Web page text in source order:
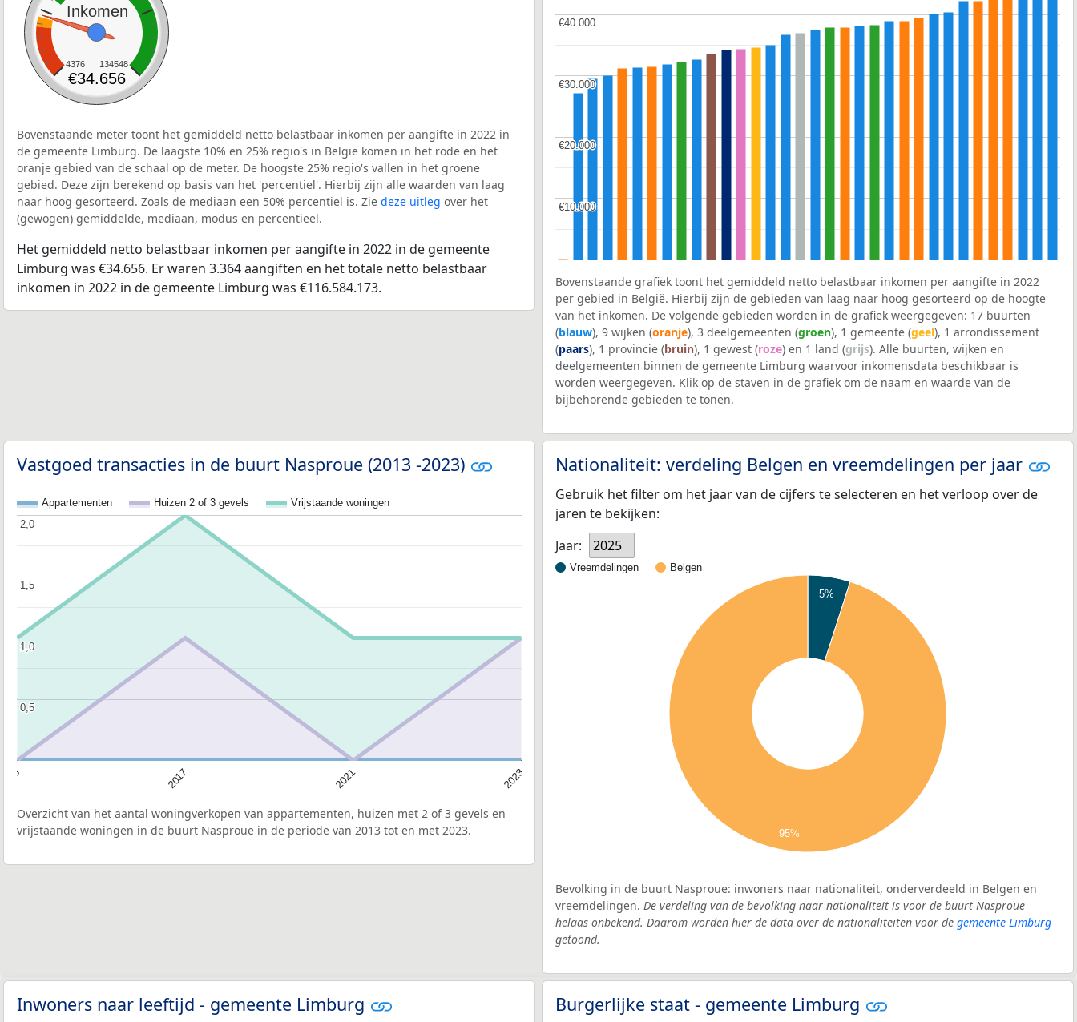
Inkomen
4376 134548
€34.656
Bovenstaande meter toont het gemiddeld netto belastbaar inkomen per aangifte in 2022 in
de gemeente Limburg. De laagste 10% en 25% regio's in België komen in het rode en het
oranje gebied van de schaal op de meter. De hoogste 25% regio's vallen in het groene
gebied. Deze zijn berekend op basis van het 'percentiel'. Hierbij zijn alle waarden van laag
naar hoog gesorteerd. Zoals de mediaan een 50% percentiel is. Zie deze uitleg over het
(gewogen) gemiddelde, mediaan, modus en percentieel.
Het gemiddeld netto belastbaar inkomen per aangifte in 2022 in de gemeente
Limburg was €34.656. Er waren 3.364 aangiften en het totale netto belastbaar
inkomen in 2022 in de gemeente Limburg was €116.584.173.
€10.000
€10.000
€20.000
€20.000
€30.000
€30.000
€40.000
€40.000
Bovenstaande grafiek toont het gemiddeld netto belastbaar inkomen per aangifte in 2022
per gebied in België. Hierbij zijn de gebieden van laag naar hoog gesorteerd op de hoogte
van het inkomen. De volgende gebieden worden in de grafiek weergegeven: 17 buurten
(blauw), 9 wijken (oranje), 3 deelgemeenten (groen), 1 gemeente (geel), 1 arrondissement
(paars), 1 provincie (bruin), 1 gewest (roze) en 1 land (grijs). Alle buurten, wijken en
deelgemeenten binnen de gemeente Limburg waarvoor inkomensdata beschikbaar is
worden weergegeven. Klik op de staven in de grafiek om de naam en waarde van de
bijbehorende gebieden te tonen.
Vastgoed transacties in de buurt Nasproue (2013 -2023)
Appartementen Huizen 2 of 3 gevels Vrijstaande woningen
2017 2021 2023
0,5
0,5
1,0
1,0
1,5
1,5
2,0
2,0
Overzicht van het aantal woningverkopen van appartementen, huizen met 2 of 3 gevels en
vrijstaande woningen in de buurt Nasproue in de periode van 2013 tot en met 2023.
Nationaliteit: verdeling Belgen en vreemdelingen per jaar
Gebruik het filter om het jaar van de cijfers te selecteren en het verloop over de
jaren te bekijken:
Jaar:
2025
Vreemdelingen Belgen
5%
95%
Bevolking in de buurt Nasproue: inwoners naar nationaliteit, onderverdeeld in Belgen en
vreemdelingen. De verdeling van de bevolking naar nationaliteit is voor de buurt Nasproue
helaas onbekend. Daarom worden hier de data over de nationaliteiten voor de gemeente Limburg
getoond.
Inwoners naar leeftijd - gemeente Limburg Burgerlijke staat - gemeente Limburg